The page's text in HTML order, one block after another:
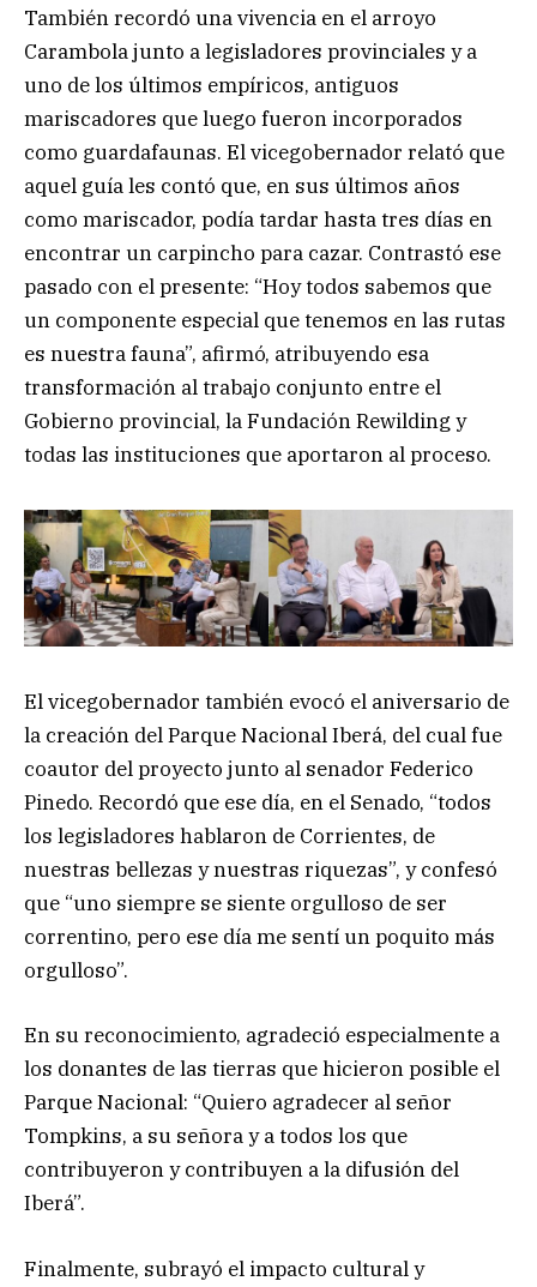
También recordó una vivencia en el arroyo
Carambola junto a legisladores provinciales y a
uno de los últimos empíricos, antiguos
mariscadores que luego fueron incorporados
como guardafaunas. El vicegobernador relató que
aquel guía les contó que, en sus últimos años
como mariscador, podía tardar hasta tres días en
encontrar un carpincho para cazar. Contrastó ese
pasado con el presente: “Hoy todos sabemos que
un componente especial que tenemos en las rutas
es nuestra fauna”, afirmó, atribuyendo esa
transformación al trabajo conjunto entre el
Gobierno provincial, la Fundación Rewilding y
todas las instituciones que aportaron al proceso.
El vicegobernador también evocó el aniversario de
la creación del Parque Nacional Iberá, del cual fue
coautor del proyecto junto al senador Federico
Pinedo. Recordó que ese día, en el Senado, “todos
los legisladores hablaron de Corrientes, de
nuestras bellezas y nuestras riquezas”, y confesó
que “uno siempre se siente orgulloso de ser
correntino, pero ese día me sentí un poquito más
orgulloso”.
En su reconocimiento, agradeció especialmente a
los donantes de las tierras que hicieron posible el
Parque Nacional: “Quiero agradecer al señor
Tompkins, a su señora y a todos los que
contribuyeron y contribuyen a la difusión del
Iberá”.
Finalmente, subrayó el impacto cultural y